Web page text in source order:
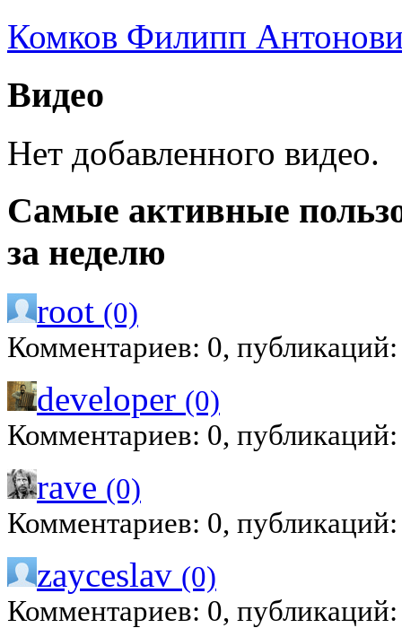
Комков Филипп
Видео
Нет добавленного видео.
Самые активные
за неделю
root (0)
Комментариев: 0,
developer (0)
Комментариев: 0,
rave (0)
Комментариев: 0,
zayceslav (0)
Комментариев: 0,